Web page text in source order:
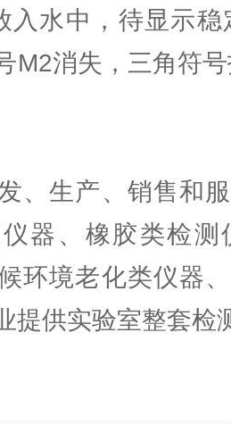
入水中，待显示
M2消失，三角符
、生产、销售和
器、橡胶类检
环境老化类仪器
提供实验室整套检